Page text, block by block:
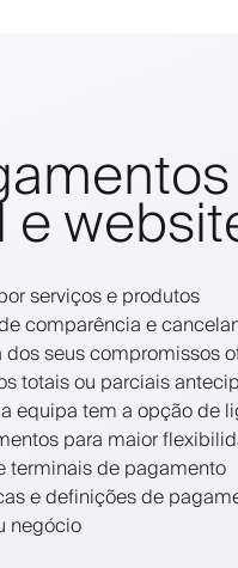
serviços e produtos
comparência e
dos seus compromissos
totais ou parciais
equipa tem a opção de
para maior
terminais de pagamento
e definições de
negócio